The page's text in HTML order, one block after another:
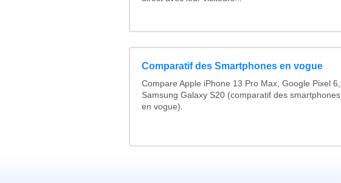
Comparatif des Smartphones en vogue
Compare Apple iPhone 13 Pro Max, Google Pixel 6,
Samsung Galaxy S20 (comparatif des smartphones
en vogue).